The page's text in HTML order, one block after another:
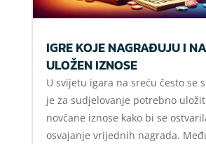
IGRE KOJE NAGRAĐUJU I
ULOŽEN IZNOSE
U svijetu igara na sreću često se
je za sudjelovanje potrebno
novčane iznose kako bi se
osvajanje vrijednih nagrada.